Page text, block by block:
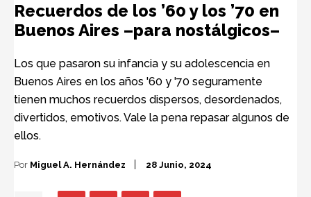
Hoy
Recuerdos de los ’60 y los ’70 en
Buenos Aires –para nostálgicos–
Los que pasaron su infancia y su adolescencia en
Buenos Aires en los años '60 y '70 seguramente
tienen muchos recuerdos dispersos, desordenados,
divertidos, emotivos. Vale la pena repasar algunos de
ellos.
Por Miguel A. Hernández 28 Junio, 2024